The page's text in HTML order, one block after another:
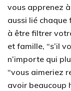
vous apprenez
aussi lié chaque
à être filtrer
et famille, “s’il
n’importe qui
“vous aimeriez
avoir beaucoup